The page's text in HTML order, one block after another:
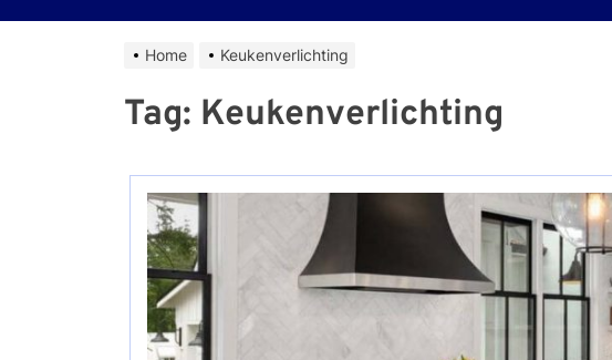
Home Keukenverlichting
Tag: Keukenverlichting